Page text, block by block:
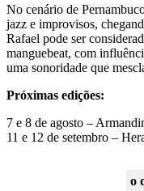
No cenário de
jazz e improvisos,
Rafael pode ser
manguebeat, com
uma sonoridade que
Próximas edições:
7 e 8 de agosto –
11 e 12 de setembro –
o